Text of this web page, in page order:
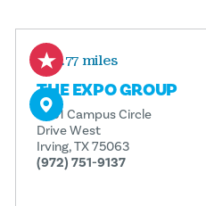
0.77 miles
THE EXPO GROUP
5931 Campus Circle
Drive West
Irving, TX 75063
(972) 751-9137